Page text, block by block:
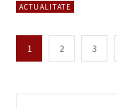
ACTUALITATE
1 2 3